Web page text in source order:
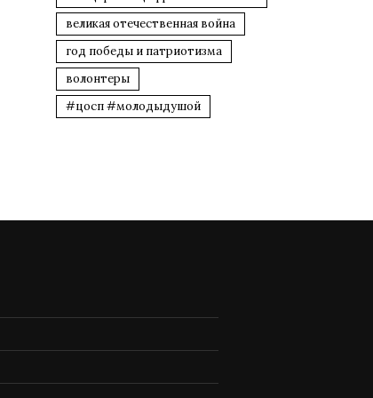
великая отечественная война
год победы и патриотизма
волонтеры
#цосп #молодыдушой